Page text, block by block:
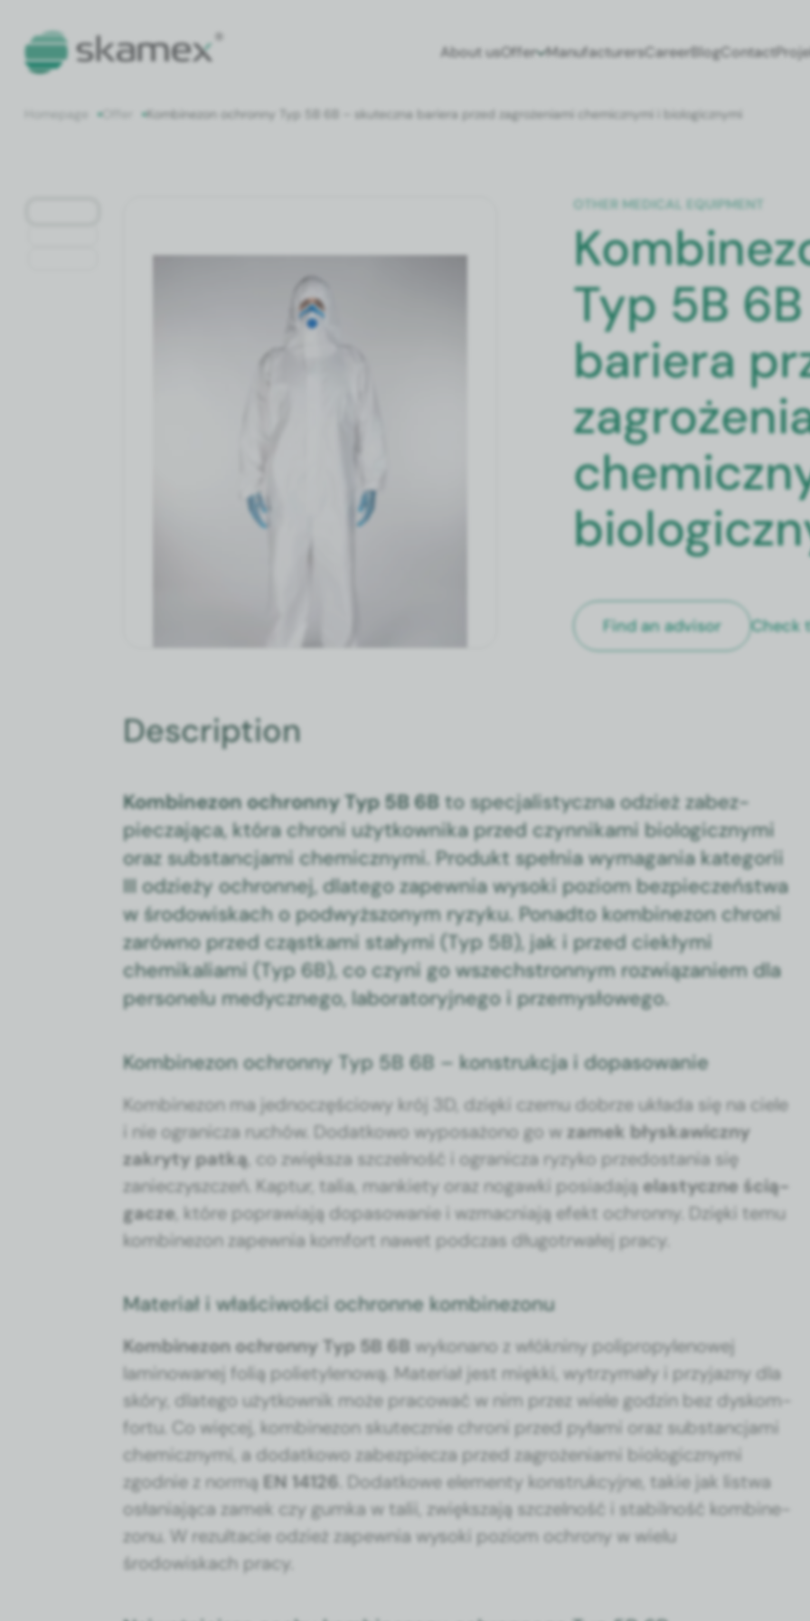
About usOffer Man­u­fac­tur­ersCareerBlogCon­tact
Offer Kom­bine­zon ochron­ny Typ 5B 6B – skutecz­na bari­era przed zagroże­ni­a­mi chemiczny­mi i bio­log­iczny­mi
OTH­ER MED­ICAL EQUIP­MENT
Typ 5B
bariera
Find an advi­sor Check
Description
Kom­bine­zon ochron­ny Typ 5B 6B to spec­jal­isty­cz­na odzież zabez­
piecza­ją­ca, która chroni użytkown­i­ka przed czyn­nika­mi bio­log­iczny­mi
oraz sub­stanc­ja­mi chemiczny­mi. Pro­dukt speł­nia wyma­gania kat­e­gorii
III odzieży ochron­nej, dlat­ego zapew­nia wyso­ki poziom bez­pieczeńst­wa
w środowiskach o pod­wyżs­zonym ryzyku. Pon­ad­to kom­bine­zon chroni
zarówno przed cząstka­mi stały­mi (Typ 5B), jak i przed ciekły­mi
chemikalia­mi (Typ 6B), co czyni go wszech­stron­nym rozwiązaniem dla
per­son­elu medy­cznego, lab­o­ra­to­ryjnego i prze­mysłowego.
Kombinezon ochronny Typ 5B 6B – konstrukcja i dopasowanie
Kom­bine­zon ma jed­noczęś­ciowy krój 3D, dzię­ki czemu dobrze ukła­da się na ciele
i nie ogranicza ruchów. Dodatkowo wyposażono go wzamek błyskaw­iczny
zakry­ty patką, co zwięk­sza szczel­ność i ogranicza ryzyko prze­dosta­nia się
zanieczyszczeń. Kap­tur, talia, manki­ety oraz nogaw­ki posi­ada­jąelasty­czne ścią­
gacze , które popraw­ia­ją dopa­sowanie i wzmac­ni­a­ją efekt ochron­ny. Dzię­ki temu
kom­bine­zon zapew­nia kom­fort nawet pod­czas dłu­gotr­wałej pra­cy.
Materiał i właściwości ochronne kombinezonu
Kom­bine­zon ochron­ny Typ 5B 6B wyko­nano z włókniny polipropy­lenowej
laminowanej folią poli­etylenową. Mate­ri­ał jest mięk­ki, wytrzy­mały i przy­jazny dla
skóry, dlat­ego użytkown­ik może pra­cow­ać w nim przez wiele godzin bez dyskom­
for­tu. Co więcej, kom­bine­zon skutecznie chroni przed pyła­mi oraz sub­stanc­ja­mi
chemiczny­mi, a dodatkowo zabez­piecza przed zagroże­ni­a­mi bio­log­iczny­mi
zgod­nie z nor­mąEN 14126 . Dodatkowe ele­men­ty kon­struk­cyjne, takie jak list­wa
osła­ni­a­ją­ca zamek czy gum­ka w talii, zwięk­sza­ją szczel­ność i sta­bil­ność kom­bine­
zonu. W rezulta­cie odzież zapew­nia wyso­ki poziom ochrony w wielu
środowiskach pra­cy.